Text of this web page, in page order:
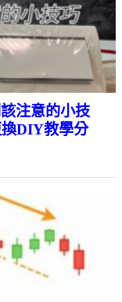
注意的小技
DIY教學分